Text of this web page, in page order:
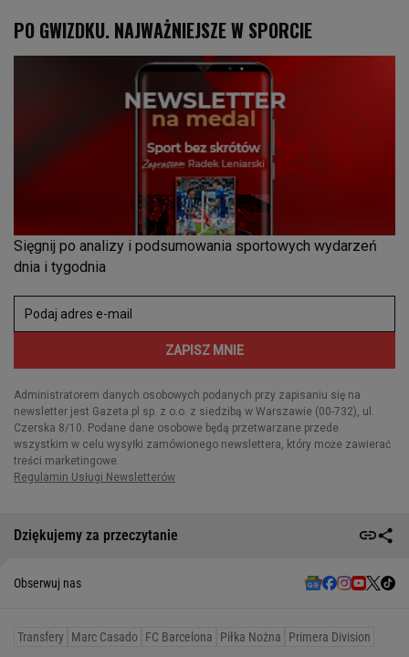
Dziękujemy za przeczytanie
Obserwuj nas
Transfery Marc Casado FC Barcelona Piłka Nożna Primera Division